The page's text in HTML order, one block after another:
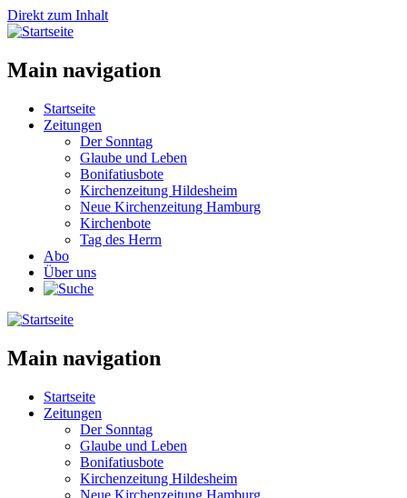
Direkt zum Inhalt
Main navigation
Startseite
Zeitungen
Der Sonntag
Glaube und Leben
Bonifatiusbote
Kirchenzeitung Hildesheim
Neue Kirchenzeitung Hamburg
Kirchenbote
Tag des Herrn
Abo
Über uns
Main navigation
Startseite
Zeitungen
Der Sonntag
Glaube und Leben
Bonifatiusbote
Kirchenzeitung Hildesheim
Neue Kirchenzeitung Hamburg